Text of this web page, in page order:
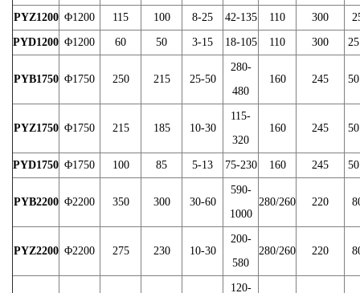
PYZ1200 Φ1200 115 100 8-25 42-135 110 300
PYD1200 Φ1200 60 50 3-15 18-105 110 300
PYB1750 Φ1750 250 215 25-50
280-
480
160 245
PYZ1750 Φ1750 215 185 10-30
115-
320
160 245
PYD1750 Φ1750 100 85 5-13 75-230 160 245
PYB2200 Φ2200 350 300 30-60
590-
1000
280/260 220
PYZ2200 Φ2200 275 230 10-30
200-
580
280/260 220
120-